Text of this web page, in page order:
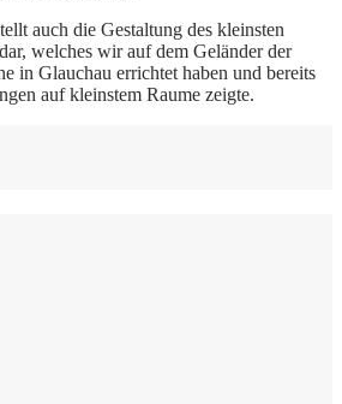
auch die Gestaltung des kleinsten
welches wir auf dem Geländer der
in Glauchau errichtet haben und bereits
auf kleinstem Raume zeigte.